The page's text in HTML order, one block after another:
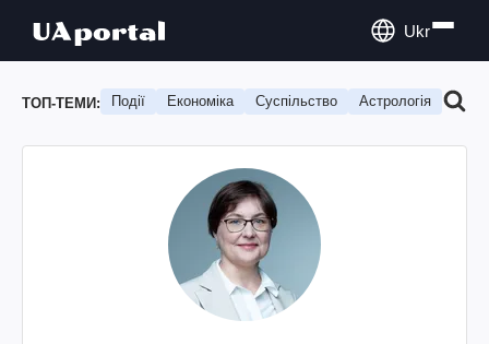
Ukr
ТОП-ТЕМИ: Події Економіка Суспільство Астрологія